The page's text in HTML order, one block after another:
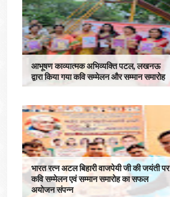
आभूषण काव्यात्मक अभिव्यक्ति पटल, लखनऊ
द्वारा किया गया कवि सम्मेलन और सम्मान समारोह
भारत रत्न अटल बिहारी वाजपेयी जी की जयंती पर
कवि सम्मेलन एवं सम्मान समारोह का सफल
अयोजन संपन्न